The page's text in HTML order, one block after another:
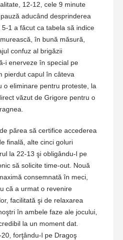
12-12, cele 9 minute
aducând desprinderea
1 a făcut ca tabela să indice
în bună măsură,
confuz al brigăzii
i enerveze în special pe
pierdut capul în câteva
o eliminare pentru proteste, la
văzut de Grigore pentru o
părea să certifice accederea
finală, alte cinci goluri
la 22-13 şi obligându-l pe
să solicite time-out. Nouă
consemnată în meci,
că a urmat o revenire
facilitată şi de relaxarea
în ambele faze ale jocului,
la un moment dat.
forţându-l pe Dragoş